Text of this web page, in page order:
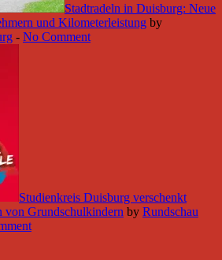
Stadtradeln in Duisburg: Neue
und Kilometerleistung by
- No Comment
Studienkreis Duisburg verschenkt
von Grundschulkindern by Rundschau